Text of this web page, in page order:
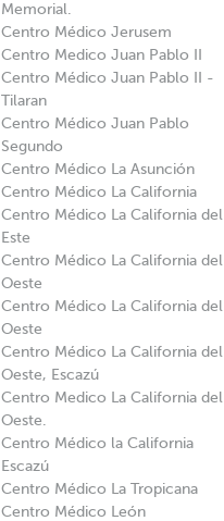
Memorial.
Centro Médico Jerusem
Centro Medico Juan Pablo II
Centro Médico Juan Pablo II -
Tilaran
Centro Médico Juan Pablo
Segundo
Centro Médico La Asunción
Centro Médico La California
Centro Médico La California del
Este
Centro Médico La California del
Oeste
Centro Médico La California del
Oeste
Centro Médico La California del
Oeste, Escazú
Centro Medico La California del
Oeste.
Centro Médico la California
Escazú
Centro Médico La Tropicana
Centro Médico León